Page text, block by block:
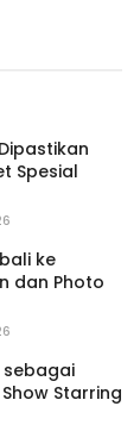
Spesial
ke
dan Photo
sebagai
Starring